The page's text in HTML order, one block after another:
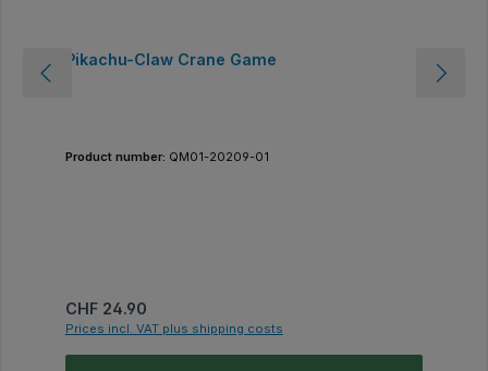
Pikachu-Claw Crane Game
Product number: QM01-20209-01
Regular price:
CHF 24.90
Prices incl. VAT plus shipping costs